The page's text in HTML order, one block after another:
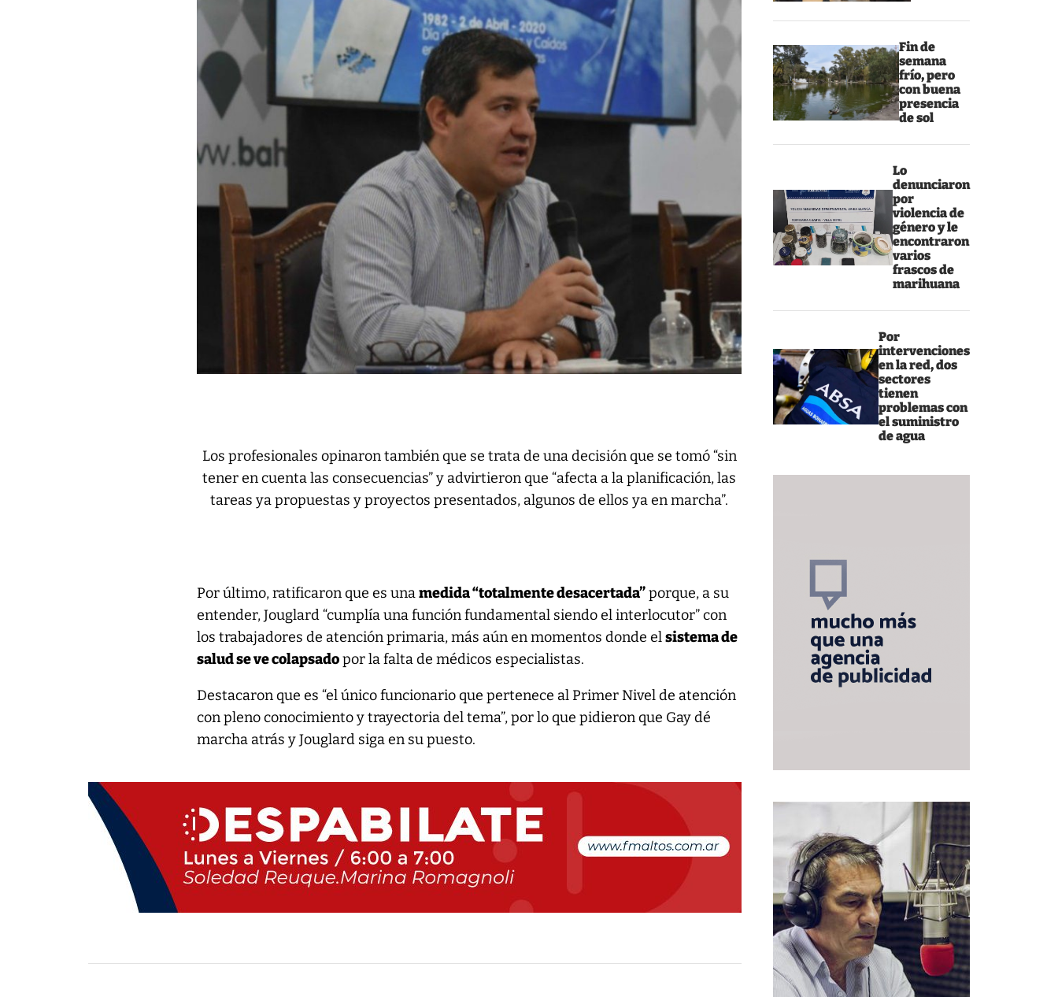
Fin de
semana
frío, pero
con buena
presencia
de sol
Lo
denunciaron
por
violencia de
género y le
encontraron
varios
frascos de
marihuana
Por
intervenciones
en la red, dos
sectores
tienen
problemas con
el suministro
de agua
Los profesionales opinaron también que se trata de una decisión que se tomó “sin
tener en cuenta las consecuencias” y advirtieron que “afecta a la planificación, las
tareas ya propuestas y proyectos presentados, algunos de ellos ya en marcha”.
Por último, ratificaron que es unamedida “totalmente desacertada”porque, a su
entender, Jouglard “cumplía una función fundamental siendo el interlocutor” con
los trabajadores de atención primaria, más aún en momentos donde elsistema de
salud se ve colapsadopor la falta de médicos especialistas.
Destacaron que es “el único funcionario que pertenece al Primer Nivel de atención
con pleno conocimiento y trayectoria del tema”, por lo que pidieron que Gay dé
marcha atrás y Jouglard siga en su puesto.